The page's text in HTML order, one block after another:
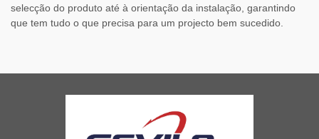
selecção do produto até à orientação da instalação, garantindo
que tem tudo o que precisa para um projecto bem sucedido.